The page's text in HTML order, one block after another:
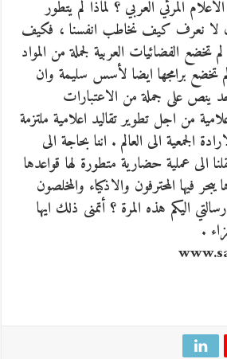
المرئي العربي ؟ لماذا لم يتطور
نزل لا نعرف كيف نخاطب انفسنا ، فكيف
تخضع الفضائيات العربية لجملة من المواد
لم تخضع برامجها ايضا لأسس سليمة وان
ينص على جملة من الاعتبارات
من اجل تطوير تقاليد اعلامية ملتزمة
الجمعية الى العالم . اننا بحاجة الى
الى عملية حضارية متطورة لها قواعدها
فيها المحترفون والاذكياء والمخلصون
اليكم هذه المرة ؟ أتمنى ذلك ايها
.